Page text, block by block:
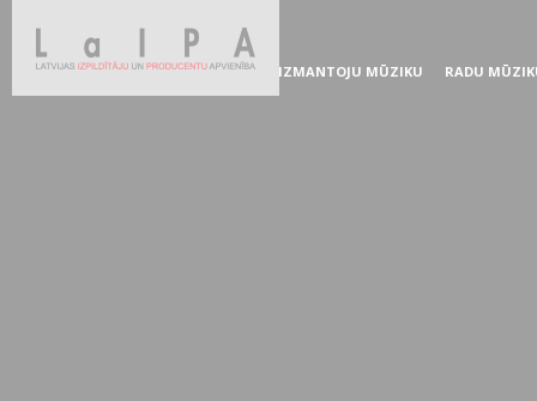
IZMANTOJU MŪZIKU RADU